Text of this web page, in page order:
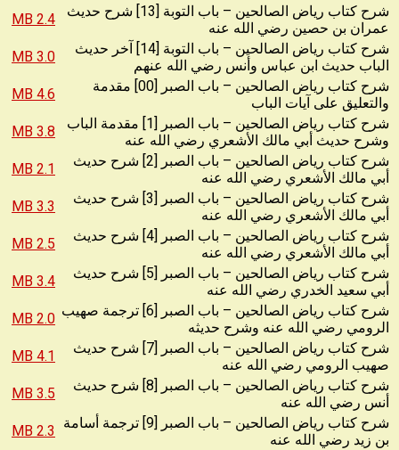
شرح كتاب رياض الصالحين – باب التوبة [13] شرح حديث
عمران بن حصين رضي الله عنه
2.4 MB
شرح كتاب رياض الصالحين – باب التوبة [14] آخر حديث
الباب حديث ابن عباس وأنس رضي الله عنهم
3.0 MB
شرح كتاب رياض الصالحين – باب الصبر [00] مقدمة
والتعليق على آيات الباب
4.6 MB
شرح كتاب رياض الصالحين – باب الصبر [1] مقدمة الباب
وشرح حديث أبي مالك الأشعري رضي الله عنه
3.8 MB
شرح كتاب رياض الصالحين – باب الصبر [2] شرح حديث
أبي مالك الأشعري رضي الله عنه
2.1 MB
شرح كتاب رياض الصالحين – باب الصبر [3] شرح حديث
أبي مالك الأشعري رضي الله عنه
3.3 MB
شرح كتاب رياض الصالحين – باب الصبر [4] شرح حديث
أبي مالك الأشعري رضي الله عنه
2.5 MB
شرح كتاب رياض الصالحين – باب الصبر [5] شرح حديث
أبي سعيد الخدري رضي الله عنه
3.4 MB
شرح كتاب رياض الصالحين – باب الصبر [6] ترجمة صهيب
الرومي رضي الله عنه وشرح حديثه
2.0 MB
شرح كتاب رياض الصالحين – باب الصبر [7] شرح حديث
صهيب الرومي رضي الله عنه
4.1 MB
شرح كتاب رياض الصالحين – باب الصبر [8] شرح حديث
أنس رضي الله عنه
3.5 MB
شرح كتاب رياض الصالحين – باب الصبر [9] ترجمة أسامة
بن زيد رضي الله عنه
2.3 MB